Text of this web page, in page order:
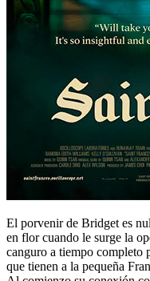
El porvenir de Bridget es
en flor cuando le surge la
canguro a tiempo completo
que tienen a la pequeña